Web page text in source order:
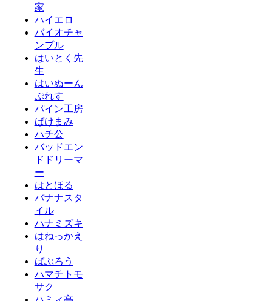
家
ハイエロ
バイオチャ
ンプル
はいとく先
生
はいぬーん
ぷれす
パイン工房
ばけまみ
ハチ公
バッドエン
ドドリーマ
ー
はとほる
バナナスタ
イル
ハナミズキ
はねっかえ
り
ばぶろう
ハマチトモ
サク